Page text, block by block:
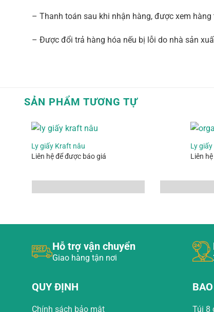
– Thanh toán sau khi nhận hàng, được xem
– Được đổi trả hàng hóa nếu bị lỗi do nhà sản
SẢN PHẨM TƯƠNG TỰ
Ly giấy Kraft nâu
Liên hệ để được báo giá
Ly giấy
Liên
Hỗ trợ vận chuyển
Giao hàng tận nơi
QUY ĐỊNH
Chính sách bảo mật Túi 8